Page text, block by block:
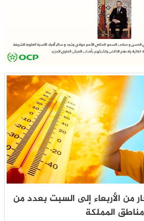
الأربعاء إلى السبت بعدد من
مناطق المملكة